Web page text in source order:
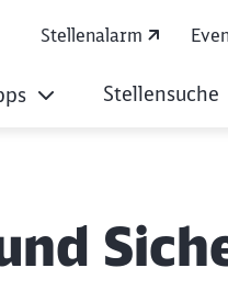
Stellenalarm
Stellensuche